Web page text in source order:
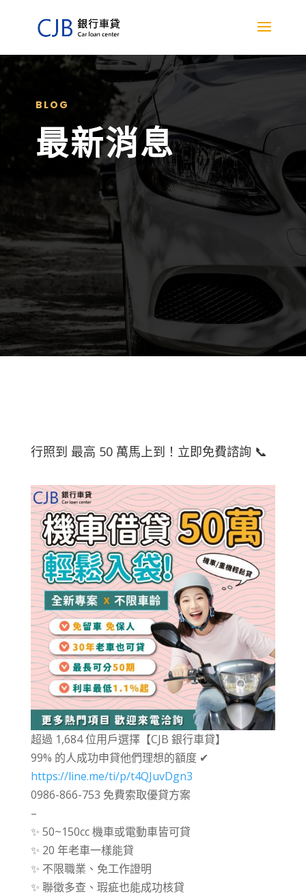
BLOG
最新消息
行照到 最高 50 萬馬上到！立即免費諮詢 📞
超過 1,684 位用戶選擇【CJB 銀行車貸】
99% 的人成功申貸他們理想的額度 ✔
https://line.me/ti/p/t4QJuvDgn3
0986-866-753 免費索取優貸方案
–
✨ 50~150cc 機車或電動車皆可貸
✨ 20 年老車一樣能貸
✨ 不限職業、免工作證明
✨ 聯徵多查、瑕疵也能成功核貸